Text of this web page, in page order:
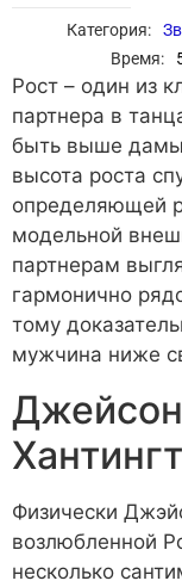
Категория:
Время:
Рост – один из
партнера в
быть выше дамы
высота роста
определяющей
модельной
партнерам
гармонично
тому
мужчина ниже
Физически
возлюбленной
несколько